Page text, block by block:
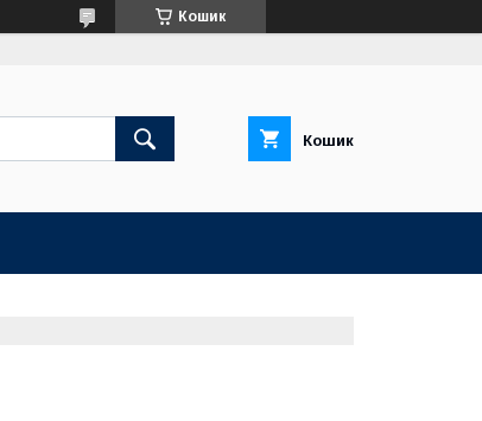
Кошик
Кошик